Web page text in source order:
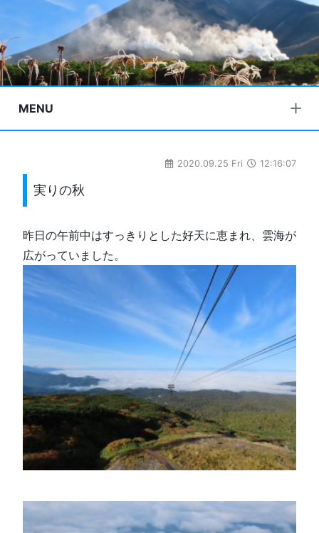
MENU
2020.09.25 Fri 12:16:07
実りの秋
昨日の午前中はすっきりとした好天に恵まれ、雲海が
広がっていました。